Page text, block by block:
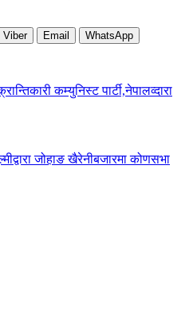
Viber Email WhatsApp
कम्युनिस्ट पार्टी,नेपालव्दारा
जोहाङ खैरेनीबजारमा कोणसभा